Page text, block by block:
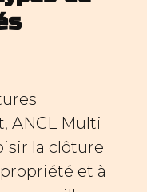
ANCL Multi
la clôture
et à